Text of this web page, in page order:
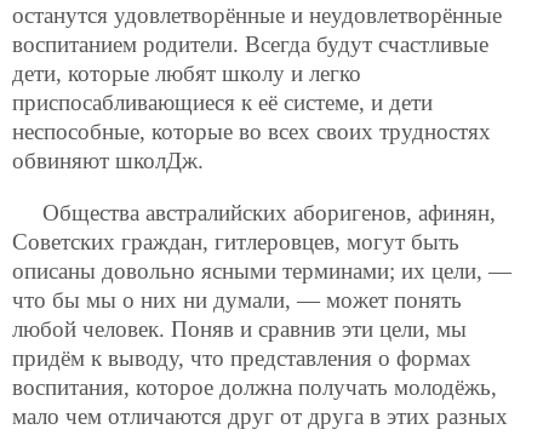
останутся удовлетворённые и неудовлетворённые
воспитанием родители. Всегда будут счастливые
дети, которые любят школу и легко
приспосабливающиеся к её системе, и дети
неспособные, которые во всех своих трудностях
обвиняют школДж.
Общества австралийских аборигенов, афинян,
Советских граждан, гитлеровцев, могут быть
описаны довольно ясными терминами; их цели, —
что бы мы о них ни думали, — может понять
любой человек. Поняв и сравнив эти цели, мы
придём к выводу, что представления о формах
воспитания, которое должна получать молодёжь,
мало чем отличаются друг от друга в этих разных